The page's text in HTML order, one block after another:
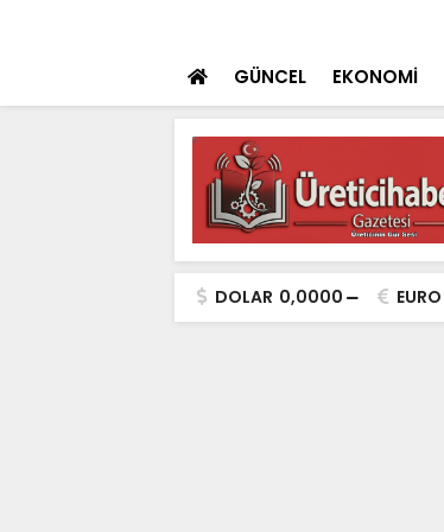
GÜNCEL EKONOMİ
DOLAR 0,0000 EURO